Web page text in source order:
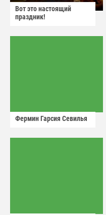
Вот это настоящий
праздник!
Фермин Гарсия Севилья